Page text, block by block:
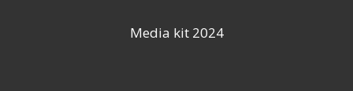
Media kit 2024